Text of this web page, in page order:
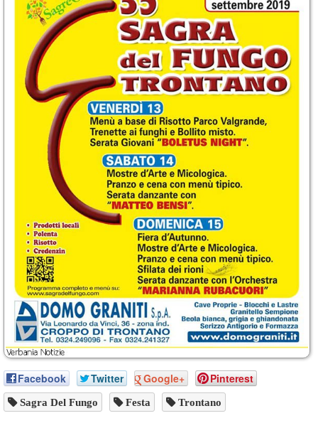
Facebook Twitter Google+ Pinterest
Sagra Del Fungo Festa Trontano